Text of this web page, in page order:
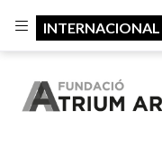
INTERNACIONAL